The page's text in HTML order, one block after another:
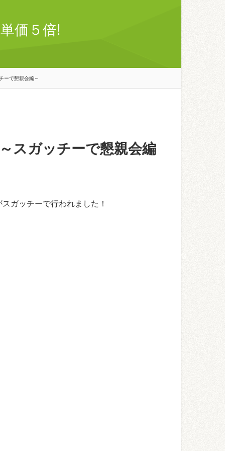
価５倍!
ーで懇親会編～
スガッチーで懇親会編
ガッチーで行われました！